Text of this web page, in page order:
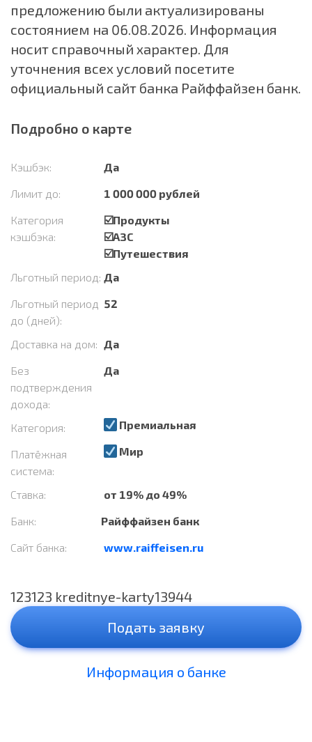
предложению были актуализированы
состоянием на 06.08.2026. Информация
носит справочный характер. Для
уточнения всех условий посетите
официальный сайт банка Райффайзен банк.
Подробно о карте
Кэшбэк:
Да
Лимит до:
1 000 000 рублей
Категория
кэшбэка:
☑️Продукты
☑️АЗС
☑️Путешествия
Льготный период: Да
Льготный период
до (дней):
52
Доставка на дом: Да
Без
подтверждения
дохода:
Да
Категория: Премиальная
Платёжная
система:
Мир
Ставка:
от 19% до 49%
Банк:
Райффайзен банк
Сайт банка:
www.raiffeisen.ru
123123 kreditnye-karty13944
Подать заявку
Информация о банке